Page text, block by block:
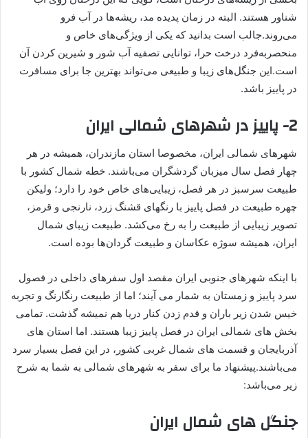
شناور هستند. البته در زمان پدیده مد، ریشه‌ها در آب فرو
می‌روند.جالب است بدانید که یکی از ویژگی‌های خاص و
منحصربه‌فرد درخت حرا، توانایی تصفیه آب شور و شیرین کردن آن
است.این جنگل‌های زیبا و طبیعی می‌تواند بهترین جا برای مسافرت
در پاییز باشد.
2- پاییز در شهرهای شمالی ایران
شهرهای شمالی ایران، مخصوصا استان مازندران، همیشه در هر
چهار فصل سال میزبان گردشگران می‌باشند. خطه شمال کشور با
طبیعت سرسبز در هر فصل، زیبایی‌های خاص خود را دارد؛ ولیکن
چهره طبیعت در فصل پاییز با رنگهای قشنگ زرد، نارنجی و قرمز،
تصویر زیبایی از طبیعت را به رخ می‌کشد. طبیعت زیبای شمال
ایران، همیشه سوژه عکاسان و طبیعت گردان‌ها بوده است.
با اینکه شهرهای جنوبی ایران مقصد اول سفرهای داخلی در فصول
سرد پاییز و زمستان‌ به شمار می آیند؛ اما از طبیعت رنگارنگ و تجربه
خیس شدن زیر باران و قدم زدن کنار دریا هم نمیشه گذشت. تمامی
بخش های شمالی ایران در فصل پاییز زیبا هستند. اما استان های
آذربایجان و قسمت های شمال غربی کشور، در این فصل بسیار سرد
می‌باشند.پیشنهاد ما برای سفر به شهرهای شمالی به شما به شرح
زیر می‌باشد:
جنگل های شمال ایران